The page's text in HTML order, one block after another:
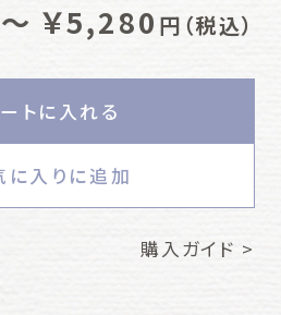
￥5,280 円 （税込）
トに入れる
に入りに追加
購入ガイド >